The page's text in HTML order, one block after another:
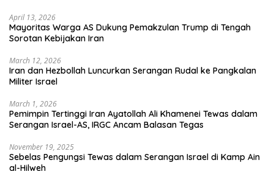
April 13, 2026
Mayoritas Warga AS Dukung Pemakzulan Trump di Tengah
Sorotan Kebijakan Iran
March 12, 2026
Iran dan Hezbollah Luncurkan Serangan Rudal ke Pangkalan
Militer Israel
March 1, 2026
Pemimpin Tertinggi Iran Ayatollah Ali Khamenei Tewas dalam
Serangan Israel-AS, IRGC Ancam Balasan Tegas
November 19, 2025
Sebelas Pengungsi Tewas dalam Serangan Israel di Kamp Ain
al-Hilweh